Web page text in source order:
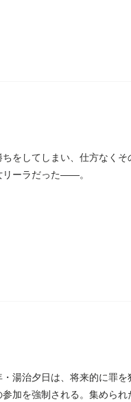
をしてしまい、仕方なく
リーラだった――。
湯治夕日は、将来的に罪を
加を強制される。集められ